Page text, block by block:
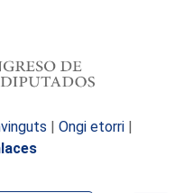
| Ongi etorri |